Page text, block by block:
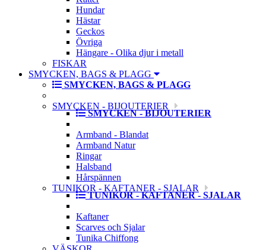
Hundar
Hästar
Geckos
Övriga
Hängare - Olika djur i metall
FISKAR
SMYCKEN, BAGS & PLAGG
SMYCKEN, BAGS & PLAGG
SMYCKEN - BIJOUTERIER
SMYCKEN - BIJOUTERIER
Armband - Blandat
Armband Natur
Ringar
Halsband
Hårspännen
TUNIKOR - KAFTANER - SJALAR
TUNIKOR - KAFTANER - SJALAR
Kaftaner
Scarves och Sjalar
Tunika Chiffong